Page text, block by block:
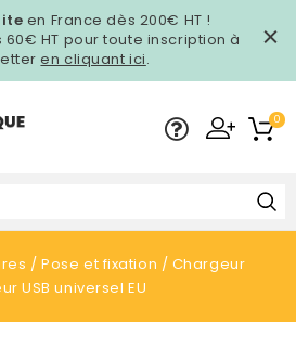
en France dès 200€ HT !
60€ HT pour toute inscription à
en cliquant ici.
0
Pose et fixation
Chargeur
USB universel EU